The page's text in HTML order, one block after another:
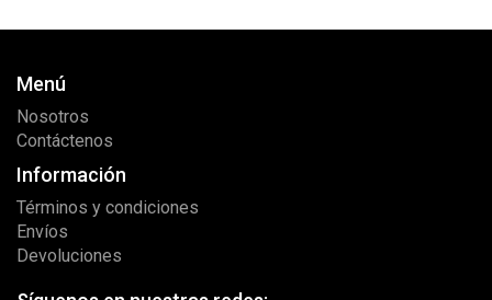
Menú
Nosotros
Contáctenos
Información
Términos y condiciones
Envíos
Devoluciones